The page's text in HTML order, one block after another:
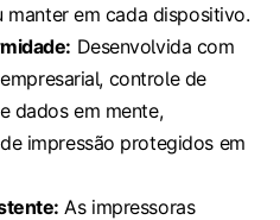
manter em cada dispositivo.
Desenvolvida com
controle de
dados em mente,
impressão protegidos em
As impressoras